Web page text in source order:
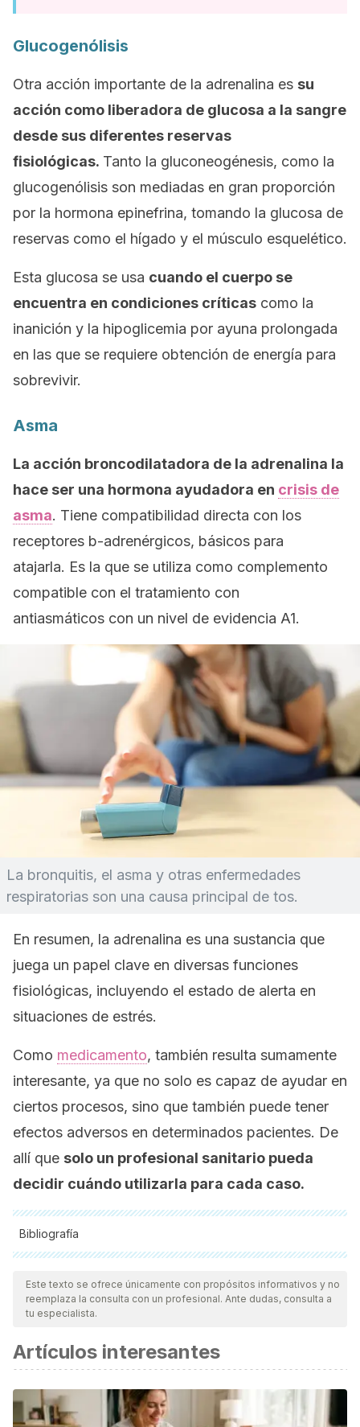
Glucogenólisis
Otra acción importante de la adrenalina es su
acción como liberadora de glucosa a la sangre
desde sus diferentes reservas
fisiológicas. Tanto la gluconeogénesis, como la
glucogenólisis son mediadas en gran proporción
por la hormona epinefrina, tomando la glucosa de
reservas como el hígado y el músculo esquelético.
Esta glucosa se usa cuando el cuerpo se
encuentra en condiciones críticas como la
inanición y la hipoglicemia por ayuna prolongada
en las que se requiere obtención de energía para
sobrevivir.
Asma
La acción broncodilatadora de la adrenalina la
hace ser una hormona ayudadora en crisis de
asma. Tiene compatibilidad directa con los
receptores b-adrenérgicos, básicos para
atajarla. Es la que se utiliza como complemento
compatible con el tratamiento con
antiasmáticos con un nivel de evidencia A1.
La bronquitis, el asma y otras enfermedades
respiratorias son una causa principal de tos.
En resumen, la adrenalina es una sustancia que
juega un papel clave en diversas funciones
fisiológicas, incluyendo el estado de alerta en
situaciones de estrés.
Como medicamento, también resulta sumamente
interesante, ya que no solo es capaz de ayudar en
ciertos procesos, sino que también puede tener
efectos adversos en determinados pacientes. De
allí que solo un profesional sanitario pueda
decidir cuándo utilizarla para cada caso.
Bibliografía
Todas las fuentes citadas fueron revisadas a profundidad por
nuestro equipo, para asegurar su calidad, confiabilidad,
vigencia y validez.La bibliografía de este artículo fue
científica.
G. Gonzalez, B., & Escobar, A. (2006). Estrés y sistema
inmune.
Rev Mex Neuroci
Morales-Cané, I., Del, M., Valverde-León, R., & Rodríguez-
Este texto se ofrece únicamente con propósitos informativos y no
reemplaza la consulta con un profesional. Ante dudas, consulta a
tu especialista.
Artículos interesantes